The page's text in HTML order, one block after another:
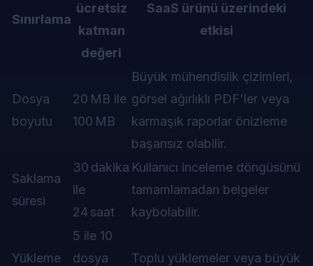
Sınırlama
ücretsiz
katman
değeri
SaaS ürünü üzerindeki
etkisi
Dosya
boyutu
20 MB ile
100 MB
Büyük mühendislik çizimleri,
görsel ağırlıklı PDF'ler veya
karmaşık raporlar önizleme
başarısız olabilir.
Saklama
süresi
30 dakika
ile
24 saat
Kullanıcı inceleme döngüsünü
tamamlamadan belgeler
kaybolabilir.
Yükleme
5 ile 10
dosya
Toplu yüklemeler veya büyük